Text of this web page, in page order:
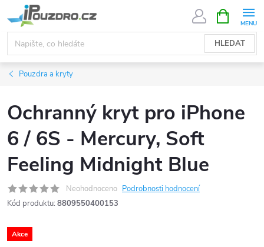
na
obsah
HLEDAT
NÁKUPNÍ
KOŠÍK
Pouzdra a kryty
Ochranný kryt pro iPhone
6 / 6S - Mercury, Soft
Feeling Midnight Blue
Neohodnoceno Podrobnosti hodnocení
Kód produktu: 8809550400153
Akce